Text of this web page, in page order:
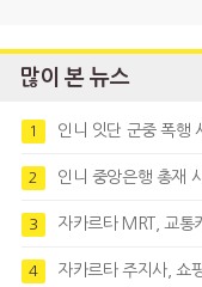
많이 본 뉴스
1 인니 잇단 군중 폭행
2 인니 중앙은행 총재
3 자카르타 MRT, 교통
4 자카르타 주지사, 쇼